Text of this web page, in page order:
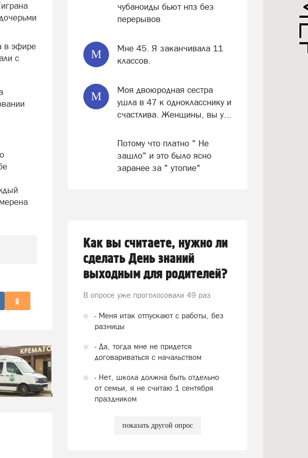
в эфире
с
чубаноиды бьют нпз без
перерывов
М
Мне 45. Я заканчивала 11
классов.
М
Моя двоюродная сестра
ушла в 47 к однокласснику и
счастлива. Женщины, вы у...
Потому что платно " Не
зашло" и это было ясно
заранее за " утопие"
Как вы считаете, нужно ли
сделать День знаний
выходным для родителей?
В опросе уже проголосовали 49 раз
- Меня итак отпускают с работы, без
разницы
- Да, тогда мне не придется
договариваться с начальством
- Нет, школа должна быть отдельно
от семьи, я не считаю 1 сентября
праздником
показать другой опрос